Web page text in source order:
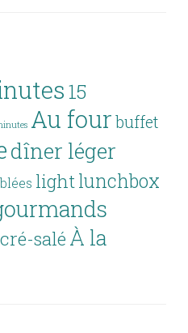
15
Au fourbuffet
dîner léger
light lunchbox
salé À la